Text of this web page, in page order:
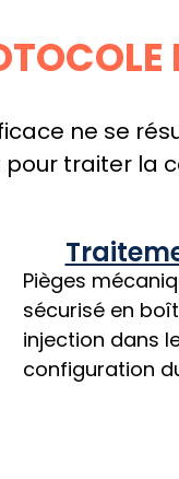
ne se
traiter la
Pièges
sécurisé en
injection dans
configuration